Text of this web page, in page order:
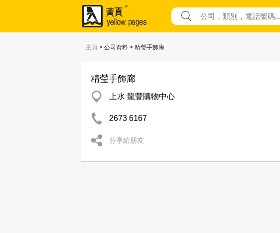
主頁 > 公司資料 > 精瑩手飾廊
精瑩手飾廊
上水 龍豐購物中心
2673 6167
分享給朋友